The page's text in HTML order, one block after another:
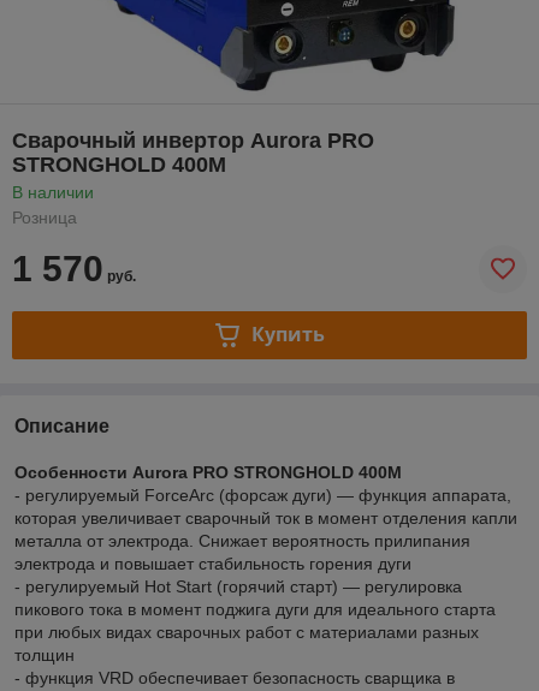
Сварочный инвертор Aurora PRO
STRONGHOLD 400M
В наличии
Розница
1 570 руб.
Купить
Описание
Особенности Aurora PRO STRONGHOLD 400M
- регулируемый ForceArc (форсаж дуги) — функция аппарата,
которая увеличивает сварочный ток в момент отделения капли
металла от электрода. Снижает вероятность прилипания
электрода и повышает стабильность горения дуги
- регулируемый Hot Start (горячий старт) — регулировка
пикового тока в момент поджига дуги для идеального старта
при любых видах сварочных работ с материалами разных
толщин
- функция VRD обеспечивает безопасность сварщика в